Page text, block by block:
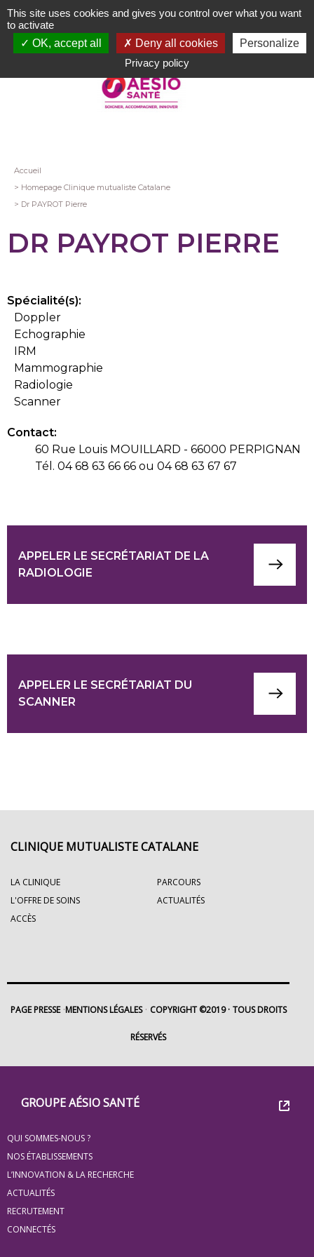
Aller
au
contenu
Fil
d'Ariane
Accueil
Homepage Clinique mutualiste Catalane
Dr PAYROT Pierre
DR PAYROT PIERRE
Spécialité(s):
Doppler
Echographie
IRM
Mammographie
Radiologie
Scanner
Contact:
60 Rue Louis MOUILLARD - 66000 PERPIGNAN
Tél. 04 68 63 66 66 ou 04 68 63 67 67
APPELER LE SECRÉTARIAT DE LA
RADIOLOGIE
APPELER LE SECRÉTARIAT DU
SCANNER
Groupe
Eovi
pour
les
minis
site
GROUPE AÉSIO SANTÉ
QUI SOMMES-NOUS ?
NOS ÉTABLISSEMENTS
L’INNOVATION & LA RECHERCHE
ACTUALITÉS
RECRUTEMENT
CONNECTÉS
CLINIQUE MUTUALISTE CATALANE
LA CLINIQUE
PARCOURS
L'OFFRE DE SOINS
ACTUALITÉS
ACCÈS
PAGE PRESSE MENTIONS LÉGALES COPYRIGHT ©2019 TOUS DROITS
RÉSERVÉS
This site uses cookies and gives you control over what you want
to activate
OK, accept all
Deny all cookies
Personalize
Privacy policy